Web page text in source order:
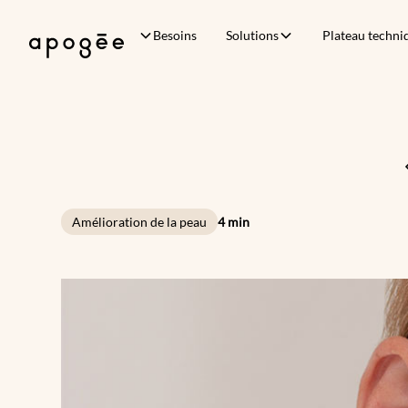
Besoins Solutions Plateau
Amélioration de la peau 4 min